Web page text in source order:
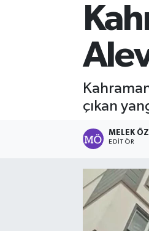
çıkan
MELEK
EDITÖR
Trafik Durumu
Süper Lig Puan Durumu
Tüm Manşetler
Son Dakika Haberleri